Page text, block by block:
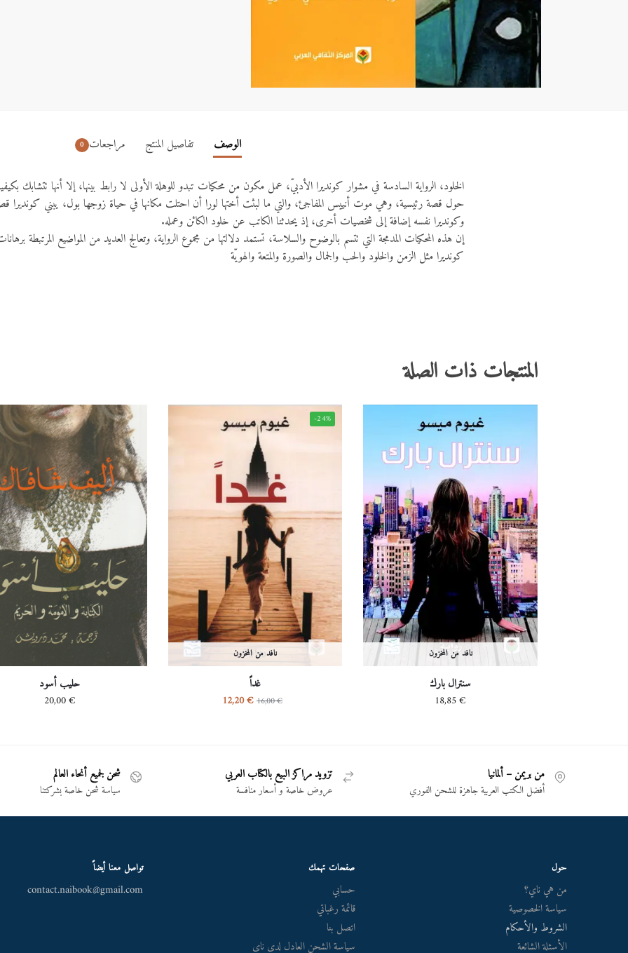
الوصف تفاصيل المنتج مراجعات 0
الخلود، الرواية السادسة في مشوار كونديرا الأدبيّ، عمل مكون من محكيات تبدو للوهلة الأولى لا رابط بينها، إلا أنها تتشابك
حول قصة رئيسية، وهي موت أنييس المفاجئ، والتي ما لبثت أختها لورا أن احتلت مكانها في حياة زوجها بول، يبني كونديرا
وكونديرا نفسه إضافة إلى شخصيات أخرى، إذ يحدثنا الكاتب عن خلود الكائن وعمله.
إن هذه المحكيات المدمجة التي تتسم بالوضوح والسلاسة، تستمد دلالتها من مجموع الرواية، وتعالج العديد من المواضيع المرتبطة
كونديرا مثل الزمن والخلود والحب والجمال والصورة والمتعة والهويّة
المنتجات ذات الصلة
نافد من المخزون
سنترال بارك
18,85€
-24%
نافد من المخزون
غداً
16,00€
12,20€
حليب أسود
20,00€
من بريمن – ألمانيا
أفضل الكتب العربية جاهزة للشحن الفوري
تزويد مراكز البيع بالكتاب العربي
عروض خاصة و أسعار منافسة
شحن لجميع أنحاء العالم
سياسة شحن خاصة بشركتنا
حول
من هي ناي؟
سياسة الخصوصية
الشروط والأحكام
الأسئلة الشائعة
صفحات تهمك
حسابي
قائمة رغباتي
اتصل بنا
سياسة الشحن العادل لدى ناي
تواصل معنا أيضاً
contact.naibook@gmail.com